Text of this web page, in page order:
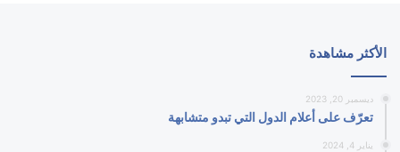
الأكثر مشاهدة
ديسمبر 20, 2023
تعرّف على أعلام الدول التي تبدو متشابهة
يناير 4, 2024